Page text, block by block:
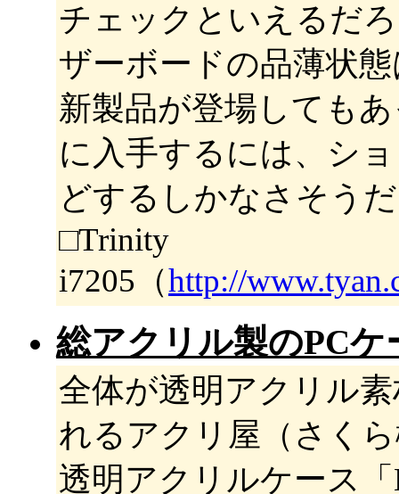
チェックといえるだ
ザーボードの品薄状
新製品が登場しても
に入手するには、シ
どするしかなさそう
□Trinity
i7205（http://
総アクリル製のPC
全体が透明アクリル
れるアクリ屋（さく
透明アクリルケース